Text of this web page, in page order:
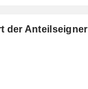
der Anteilseigner